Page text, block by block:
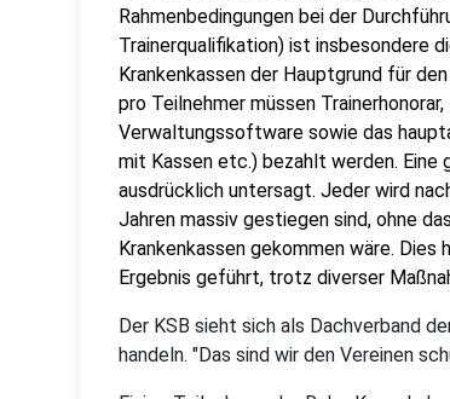
Rahmenbedingungen bei der
Trainerqualifikation) ist insbesondere
Krankenkassen der Hauptgrund für
pro Teilnehmer müssen
Verwaltungssoftware sowie das
mit Kassen etc.) bezahlt werden. Eine
ausdrücklich untersagt. Jeder wird
Jahren massiv gestiegen sind, ohne
Krankenkassen gekommen wäre.
Ergebnis geführt, trotz diverser
Der KSB sieht sich als Dachverband
handeln. "Das sind wir den Vereinen